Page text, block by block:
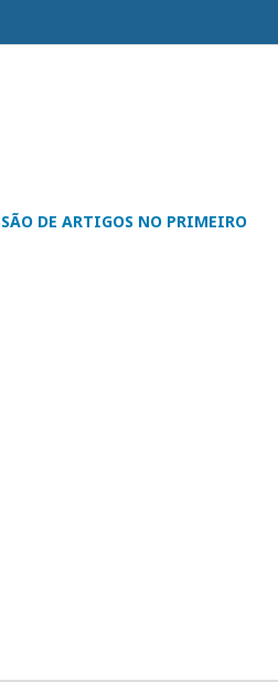
DE ARTIGOS NO PRIMEIRO